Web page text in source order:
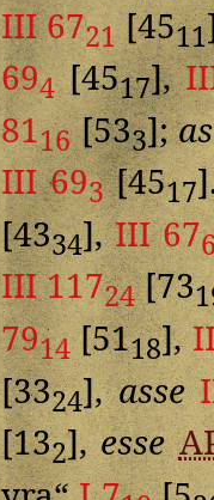
III 6721[4511
694[4517],
8116[533];
III 693[4517
[4334],III 67
III 11724[73
7914[5118],
[3324],asse
[132],esse